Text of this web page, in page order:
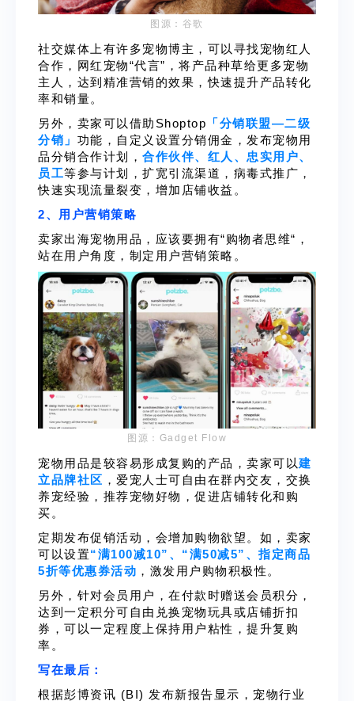
图源：谷歌
社交媒体上有许多宠物博主，可以寻找宠物红人
合作，网红宠物“代言”，将产品种草给更多宠物
主人，达到精准营销的效果，快速提升产品转化
率和销量。
另外，卖家可以借助Shoptop 「分销联盟—二级
分销」 功能，自定义设置分销佣金，发布宠物用
品分销合作计划， 合作伙伴、红人、忠实用户、
员工等参与计划，扩宽引流渠道，病毒式推广，
快速实现流量裂变，增加店铺收益。
2、用户营销策略
卖家出 海宠物用品 ， 应该要拥有“购物者思维“，
站在用户角度，制定用户营销策略 。
图源：Gadget Flow
宠物用品是较容易形成复购的产品，卖家可以建
立品牌社区 ，爱宠人士可自由在群内交友，交换
养宠经验，推荐宠物好物，促进店铺转化和购
买。
定期发布促销活动，会增加购物欲望。如，卖家
可以设置“满100减10”、“满50减5”、指定商品
5折等优惠券活动 ，激发用户购物积极性。
另外，针对会员用户，在付款时赠送会员积分，
达到一定积分可自由兑换宠物玩具或店铺折扣
券，可以一定程度上保持用户粘性，提升复购
率。
写在最后：
根据彭博资讯 (BI) 发布新报告显示，宠物行业